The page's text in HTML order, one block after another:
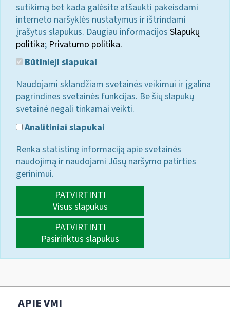
sutikimą bet kada galėsite atšaukti pakeisdami
interneto naršyklės nustatymus ir ištrindami
įrašytus slapukus. Daugiau informacijos Slapukų
politika; Privatumo politika.
Būtinieji slapukai
Naudojami sklandžiam svetainės veikimui ir įgalina
pagrindines svetainės funkcijas. Be šių slapukų
svetainė negali tinkamai veikti.
Analitiniai slapukai
Renka statistinę informaciją apie svetainės
naudojimą ir naudojami Jūsų naršymo patirties
gerinimui.
PATVIRTINTI
Visus slapukus
PATVIRTINTI
Pasirinktus slapukus
APIE VMI